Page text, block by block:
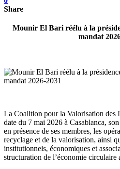
Share
Mounir El Bari réélu à la
mandat
La Coalition pour la Valorisation des
date du 7 mai 2026 à Casablanca,
en présence de ses membres, les
recyclage et de la valorisation, ainsi
institutionnels, économiques et
structuration de l’économie circulaire